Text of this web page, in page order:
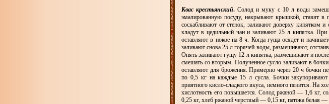
Квас крестьянский. Солод и муку с 10 л воды
эмалированную посуду, накрывают крышкой, ставят
соскабливают от стенок, заливают доверху кипятком
кладут в цедильный чан и заливают 25 л кипятка.
оставляют в покое на 8 ч. Когда гуща осядет и
заливают снова 25 л горячей воды, размешивают,
Опять заливают гущу 12 л кипятка, размешивают и после
смешать со вторым. Полученное сусло заливают в
оставляют для брожения. Примерно через 20 ч бочки
по 0,5 кг на каждые 15 л сусла. Бочки
приятного кисло-сладкого вкуса, немного пенится. На
кислотность его повышается. Солод ржаной — 1,6
0,25 кг, хлеб ржаной черствый — 0,15 кг, патока белая